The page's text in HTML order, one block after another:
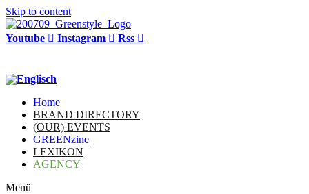
Skip to content
Youtube Instagram Rss
Home
BRAND DIRECTORY
(OUR) EVENTS
GREENzine
LEXIKON
AGENCY
Menü